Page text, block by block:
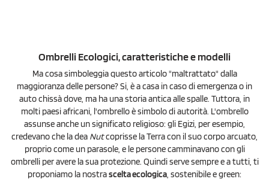
Ombrelli Ecologici, caratteristiche e modelli
Ma cosa simboleggia questo articolo "maltrattato" dalla
maggioranza delle persone? Si, è a casa in caso di emergenza o in
auto chissà dove, ma ha una storia antica alle spalle. Tuttora, in
molti paesi africani, l'ombrello è simbolo di autorità. L'ombrello
assunse anche un significato religioso: gli Egizi, per esempio,
credevano che la dea Nutcoprisse la Terra con il suo corpo arcuato,
proprio come un parasole, e le persone camminavano con gli
ombrelli per avere la sua protezione. Quindi serve sempre e a tutti, ti
proponiamo la nostrascelta ecologica, sostenibile e green: